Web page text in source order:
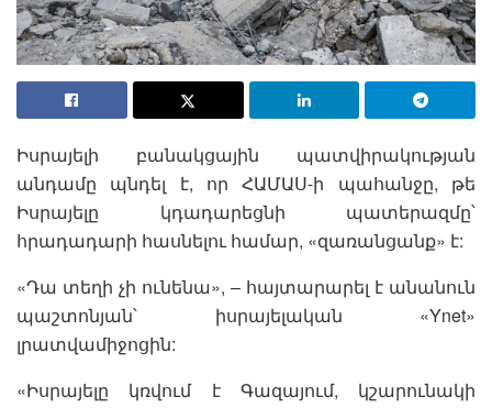
Իսրայելի բանակցային պատվիրակության
անդամը պնդել է, որ ՀԱՄԱՍ-ի պահանջը, թե
Իսրայելը կդադարեցնի պատերազմը՝
հրադադարի հասնելու համար, «զառանցանք» է:
«Դա տեղի չի ունենա», – հայտարարել է անանուն
պաշտոնյան՝ իսրայելական «Ynet»
լրատվամիջոցին:
«Իսրայելը կռվում է Գազայում, կշարունակի